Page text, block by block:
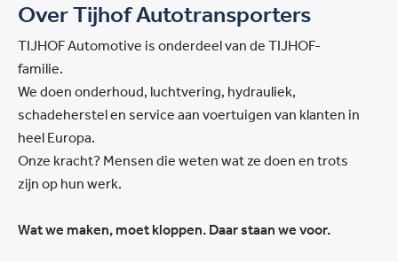
Over Tijhof Autotransporters
TIJHOF Automotive is onderdeel van de TIJHOF-
familie.
We doen onderhoud, luchtvering, hydrauliek,
schadeherstel en service aan voertuigen van klanten in
heel Europa.
Onze kracht? Mensen die weten wat ze doen en trots
zijn op hun werk.
Wat we maken, moet kloppen. Daar staan we voor.